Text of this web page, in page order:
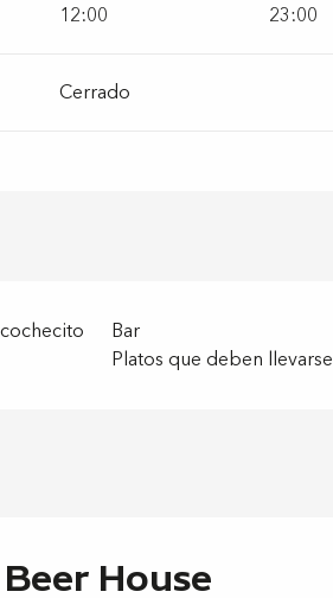
Bar
Platos que deben llevarse
12:00 23:00
Cerrado
House